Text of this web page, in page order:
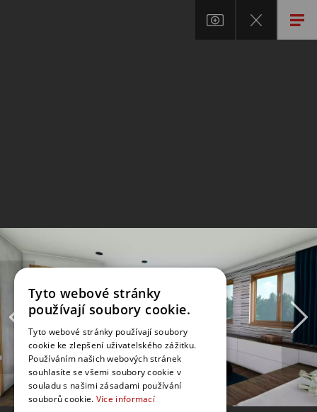
Tyto webové stránky
používají soubory cookie.
Tyto webové stránky používají soubory
cookie ke zlepšení uživatelského zážitku.
Používáním našich webových stránek
souhlasíte se všemi soubory cookie v
souladu s našimi zásadami používání
souborů cookie. Více informací